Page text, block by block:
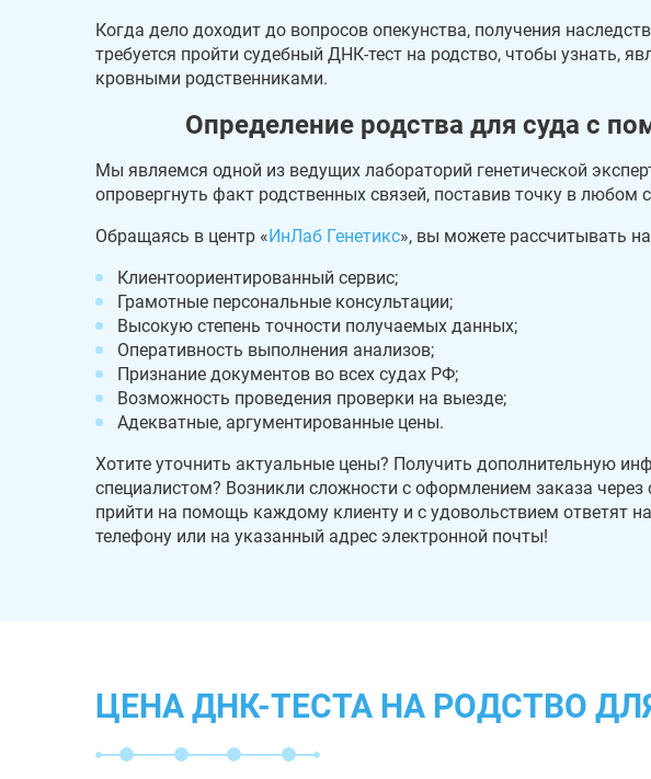
Когда дело доходит до вопросов опекунства, получения
требуется пройти судебный ДНК-тест на родство, чтобы узнать,
кровными родственниками.
Определение родства для суда с
Мы являемся одной из ведущих лабораторий генетической
опровергнуть факт родственных связей, поставив точку в любом
Обращаясь в центр «ИнЛаб Генетикс», вы можете рассчитывать
Клиентоориентированный сервис;
Грамотные персональные консультации;
Высокую степень точности получаемых данных;
Оперативность выполнения анализов;
Признание документов во всех судах РФ;
Возможность проведения проверки на выезде;
Адекватные, аргументированные цены.
Хотите уточнить актуальные цены? Получить дополнительную
специалистом? Возникли сложности с оформлением заказа
прийти на помощь каждому клиенту и с удовольствием ответят
телефону или на указанный адрес электронной почты!
ЦЕНА ДНК-ТЕСТА НА РОДСТВО ДЛЯ